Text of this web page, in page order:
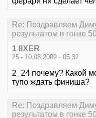
Re: Поздравляем
результатом в гонке
1 8XER
25 - 10.08.2009 - 05:32
2_24 почему? Какой
тупо ждать финиша?
Re: Поздравляем
результатом в гонке